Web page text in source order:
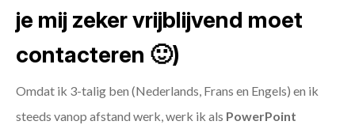
je mij zeker vrijblijvend moet
contacteren 🙂)
Omdat ik 3-talig ben (Nederlands, Frans en Engels) en ik
steeds vanop afstand werk, werk ik als PowerPoint